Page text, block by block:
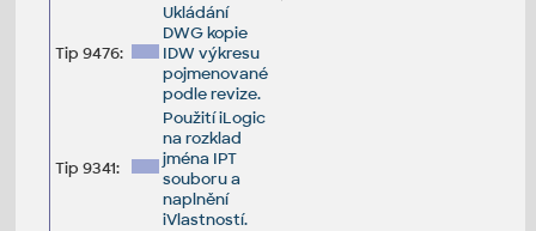
Tip 9476:
Ukládání
DWG kopie
IDW výkresu
pojmenované
podle revize.
Tip 9341:
Použití iLogic
na rozklad
jména IPT
souboru a
naplnění
iVlastností.